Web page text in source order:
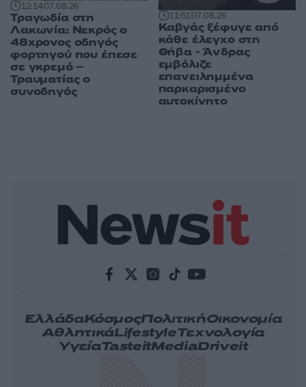
12:1407.08.26
Τραγωδία στη
Λακωνία: Νεκρός ο
48χρονος οδηγός
φορτηγού που έπεσε
σε γκρεμό –
Τραυματίας ο
συνοδηγός
11:5107.08.26
Καβγάς ξέφυγε από
κάθε έλεγχο στη
Θήβα - Άνδρας
εμβόλιζε
επανειλημμένα
παρκαρισμένο
αυτοκίνητο
ΕλλάδαΚόσμοςΠολιτικήΟικονομία
ΑθλητικάLifestyleΤεχνολογία
ΥγείαTasteitMediaDriveit